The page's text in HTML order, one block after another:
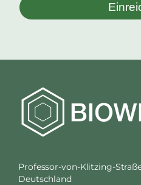
Professor-von-Klitzing-
Deutschland